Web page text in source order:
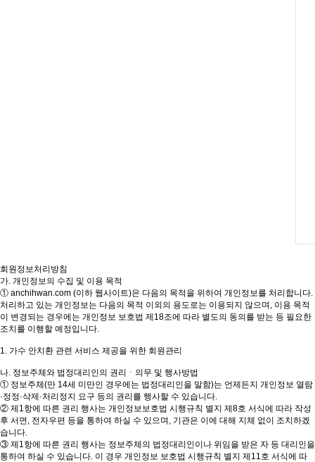
회원정보처리방침
가. 개인정보의 수집 및 이용 목적
① anchihwan.com (이하 웹사이트)은 다음의 목적을 위하여 개인정보를 처리합니다.
처리하고 있는 개인정보는 다음의 목적 이외의 용도로는 이용되지 않으며, 이용 목적
이 변경되는 경우에는 개인정보 보호법 제18조에 따라 별도의 동의를 받는 등 필요한
조치를 이행할 예정입니다.
1. 가수 안치환 관련 서비스 제공을 위한 회원관리
나. 정보주체와 법정대리인의 권리ㆍ의무 및 행사방법
① 정보주체(만 14세 미만인 경우에는 법정대리인을 말함)는 언제든지 개인정보 열람
·정정·삭제·처리정지 요구 등의 권리를 행사할 수 있습니다.
② 제1항에 따른 권리 행사는 개인정보보호법 시행규칙 별지 제8호 서식에 따라 작성
후 서면, 전자우편 등을 통하여 하실 수 있으며, 기관은 이에 대해 지체 없이 조치하겠
습니다.
③ 제1항에 따른 권리 행사는 정보주체의 법정대리인이나 위임을 받은 자 등 대리인을
통하여 하실 수 있습니다. 이 경우 개인정보 보호법 시행규칙 별지 제11호 서식에 따